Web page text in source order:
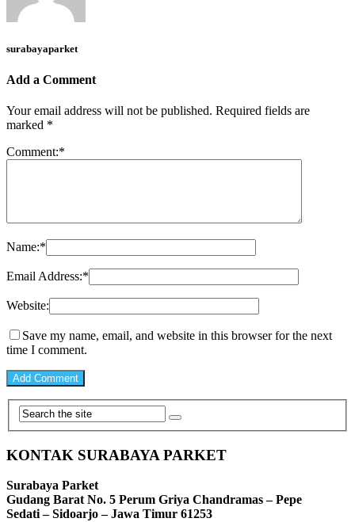
surabayaparket
Add a Comment
Your email address will not be published. Required fields are
marked *
Comment:*
Name:*
Email Address:*
Website:
Save my name, email, and website in this browser for the next
time I comment.
KONTAK SURABAYA PARKET
Surabaya Parket
Gudang Barat No. 5 Perum Griya Chandramas – Pepe
Sedati – Sidoarjo – Jawa Timur 61253